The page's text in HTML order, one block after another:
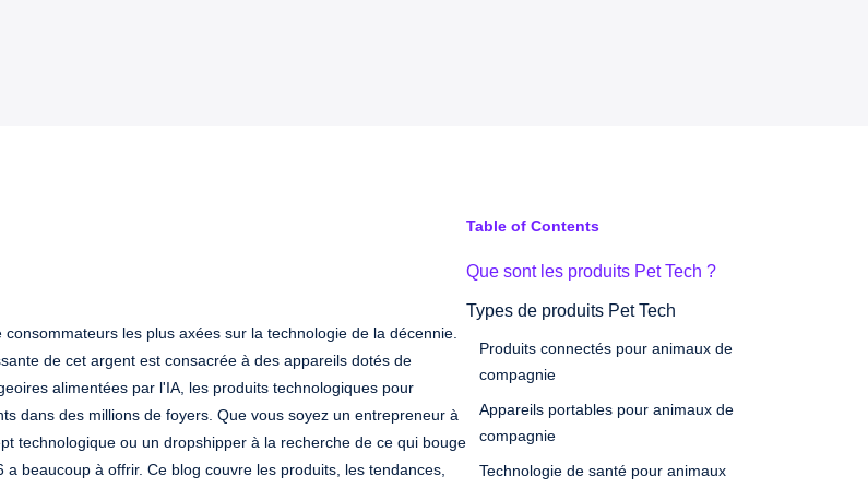
les plus axées sur la technologie de la décennie.
de cet argent est consacrée à des appareils dotés de
alimentées par l'IA, les produits technologiques pour
dans des millions de foyers. Que vous soyez un entrepreneur à
technologique ou un dropshipper à la recherche de ce qui bouge
beaucoup à offrir. Ce blog couvre les produits, les tendances,
Table of Contents
Que sont les produits Pet Tech ?
Types de produits Pet Tech
Produits connectés pour animaux de
compagnie
Appareils portables pour animaux de
compagnie
Technologie de santé pour animaux